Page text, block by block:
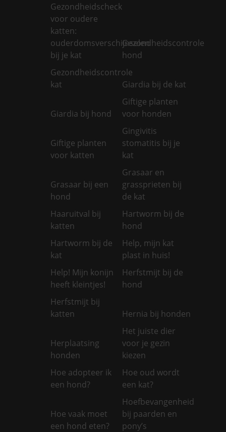
Gezondheidscheck
voor oudere
katten:
ouderdomsverschijnselen
bij je kat
Gezondheidscontrole
hond
Gezondheidscontrole
kat
Giardia bij de kat
Giardia bij hond
Giftige planten
voor honden
Giftige planten
voor katten
Gingivitis
stomatitis bij je
kat
Grasaar bij een
hond
Grasaar en
grassprieten bij
de kat
Haaruitval bij
katten
Hartworm bij de
hond
Hartworm bij de
kat
Help, mijn kat
plast in huis!
Help! Mijn konijn
heeft kleintjes!
Herfstmijt bij de
hond
Herfstmijt bij
katten
Hernia bij honden
Herplaatsing
honden
Het juiste dier
voor je gezin
kiezen
Hoe adopteer ik
een hond?
Hoe oud wordt
een kat?
Hoe vaak moet
een hond eten?
Hoefbevangenheid
bij paarden en
pony’s